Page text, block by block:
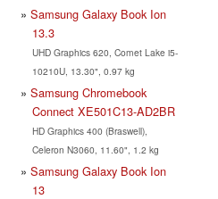
Samsung Galaxy Book Ion
13.3
UHD Graphics 620, Comet Lake i5-
10210U, 13.30", 0.97 kg
Samsung Chromebook
Connect XE501C13-AD2BR
HD Graphics 400 (Braswell),
Celeron N3060, 11.60", 1.2 kg
Samsung Galaxy Book Ion
13